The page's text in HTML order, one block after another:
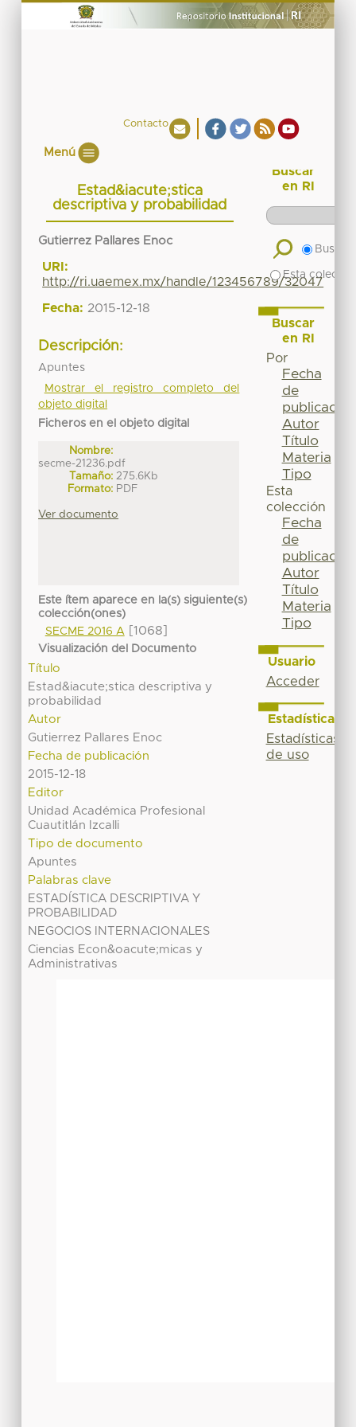
Contacto
Menú
Estad&iacute;stica
descriptiva y probabilidad
Gutierrez Pallares Enoc
URI:
http://ri.uaemex.mx/handle/123456789/32047
Fecha: 2015-12-18
Descripción:
Apuntes
Mostrar el registro completo del
objeto digital
Ficheros en el objeto digital
Nombre:
secme-21236.pdf
Tamaño: 275.6Kb
Formato: PDF
Ver documento
Este ítem aparece en la(s) siguiente(s)
colección(ones)
SECME 2016 A[1068]
Visualización del Documento
Título
Estad&iacute;stica descriptiva y
probabilidad
Autor
Gutierrez Pallares Enoc
Fecha de publicación
2015-12-18
Editor
Unidad Académica Profesional
Cuautitlán Izcalli
Tipo de documento
Apuntes
Palabras clave
ESTADÍSTICA DESCRIPTIVA Y
PROBABILIDAD
NEGOCIOS INTERNACIONALES
Ciencias Econ&oacute;micas y
Administrativas
Buscar
en RI
Buscar
Esta
Buscar
en RI
Por
Fecha
de
publicación
Autor
Título
Materia
Tipo
Esta
colección
Fecha
de
publicación
Autor
Título
Materia
Tipo
Usuario
Acceder
Estadísticas
Estadísticas
de uso